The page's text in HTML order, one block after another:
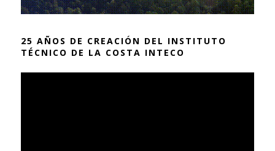
25 AÑOS DE CREACIÓN DEL INSTITUTO
TÉCNICO DE LA COSTA INTECO